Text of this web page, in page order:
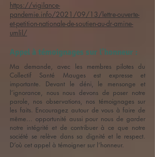
https://vigilance-
pandemie.info/2021/09/13/lettre-ouverte-
et-petition-nationale-de-soutien-au-dr-amine-
umlil/
Appel à témoignages sur l’honneur :
Ma demande, avec les membres pilotes du
Collectif Santé Mauges est expresse et
importante. Devant le déni, le mensonge et
l’ignorance, nous nous devons de poser notre
parole, nos observations, nos témoignages sur
les faits. Encouragez autour de vous à faire de
même… opportunité aussi pour nous de garder
notre intégrité et de contribuer à ce que notre
société se relève dans sa dignité et le respect.
D’où cet appel à témoigner sur l’honneur.